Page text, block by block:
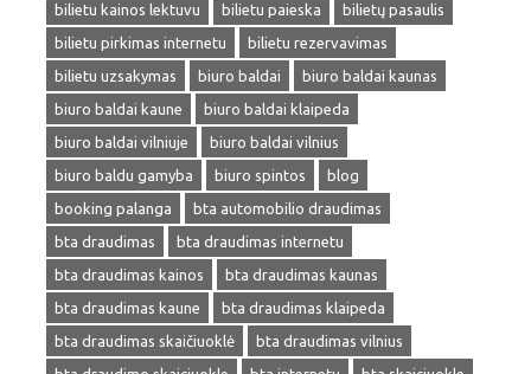
bilietu kainos lektuvu
bilietu paieska
bilietų pasaulis
bilietu pirkimas internetu
bilietu rezervavimas
bilietu uzsakymas
biuro baldai
biuro baldai kaunas
biuro baldai kaune
biuro baldai klaipeda
biuro baldai vilniuje
biuro baldai vilnius
biuro baldu gamyba
biuro spintos
blog
booking palanga
bta automobilio draudimas
bta draudimas
bta draudimas internetu
bta draudimas kainos
bta draudimas kaunas
bta draudimas kaune
bta draudimas klaipeda
bta draudimas skaičiuoklė
bta draudimas vilnius